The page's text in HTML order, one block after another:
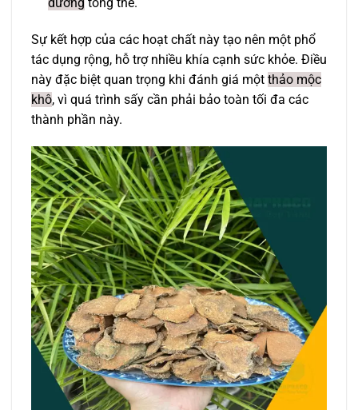
Sự kết hợp của các hoạt chất này tạo nên một phổ
tác dụng rộng, hỗ trợ nhiều khía cạnh sức khỏe. Điều
này đặc biệt quan trọng khi đánh giá một thảo mộc
khô, vì quá trình sấy cần phải bảo toàn tối đa các
thành phần này.